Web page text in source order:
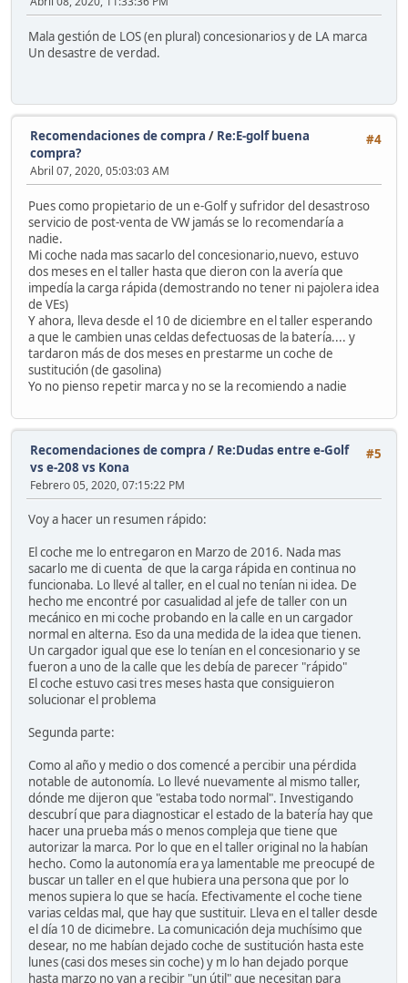
Mala gestión de LOS (en plural) concesionarios y de LA marca
Un desastre de verdad.
#4
Recomendaciones de compra / Re:E-golf buena
compra?
Abril 07, 2020, 05:03:03 AM
Pues como propietario de un e-Golf y sufridor del desastroso
servicio de post-venta de VW jamás se lo recomendaría a
nadie.
Mi coche nada mas sacarlo del concesionario,nuevo, estuvo
dos meses en el taller hasta que dieron con la avería que
impedía la carga rápida (demostrando no tener ni pajolera idea
de VEs)
Y ahora, lleva desde el 10 de diciembre en el taller esperando
a que le cambien unas celdas defectuosas de la batería.... y
tardaron más de dos meses en prestarme un coche de
sustitución (de gasolina)
Yo no pienso repetir marca y no se la recomiendo a nadie
#5
Recomendaciones de compra / Re:Dudas entre e-Golf
vs e-208 vs Kona
Febrero 05, 2020, 07:15:22 PM
Voy a hacer un resumen rápido:
El coche me lo entregaron en Marzo de 2016. Nada mas
sacarlo me di cuenta de que la carga rápida en continua no
funcionaba. Lo llevé al taller, en el cual no tenían ni idea. De
hecho me encontré por casualidad al jefe de taller con un
mecánico en mi coche probando en la calle en un cargador
normal en alterna. Eso da una medida de la idea que tienen.
Un cargador igual que ese lo tenían en el concesionario y se
fueron a uno de la calle que les debía de parecer "rápido"
El coche estuvo casi tres meses hasta que consiguieron
solucionar el problema
Segunda parte:
Como al año y medio o dos comencé a percibir una pérdida
notable de autonomía. Lo llevé nuevamente al mismo taller,
dónde me dijeron que "estaba todo normal". Investigando
descubrí que para diagnosticar el estado de la batería hay que
hacer una prueba más o menos compleja que tiene que
autorizar la marca. Por lo que en el taller original no la habían
hecho. Como la autonomía era ya lamentable me preocupé de
buscar un taller en el que hubiera una persona que por lo
menos supiera lo que se hacía. Efectivamente el coche tiene
varias celdas mal, que hay que sustituir. Lleva en el taller desde
el día 10 de dicimebre. La comunicación deja muchísimo que
desear, no me habían dejado coche de sustitución hasta este
lunes (casi dos meses sin coche) y m lo han dejado porque
hasta marzo no van a recibir "un útil" que necesitan para